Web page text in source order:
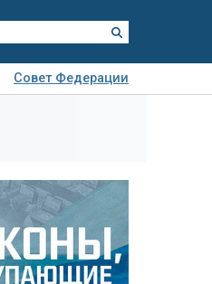
Совет Федерации